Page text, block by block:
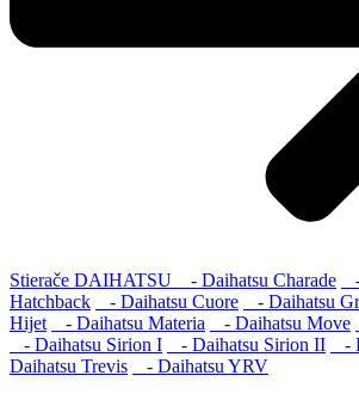
Stierače DAIHATSU - Daihatsu Charade
Hatchback
- Daihatsu Cuore - Daihatsu
Hijet
- Daihatsu Materia - Daihatsu Move
- Daihatsu Sirion I
- Daihatsu Sirion II -
Daihatsu Trevis
- Daihatsu YRV